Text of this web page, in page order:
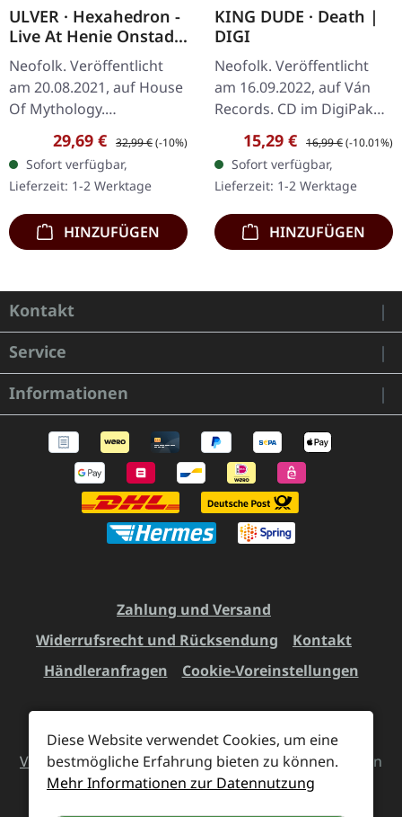
ULVER · Hexahedron -
Live At Henie Onstad
Kunstsenter | CLEAR
DLP
Neofolk. Veröffentlicht
am 20.08.2021, auf House
Of Mythology.
Transparentes Doppel-
Vinyl im Gatefold-Cover.
"Hexahedron" fängt die
bezaubernde…
Verkaufspreis:
29,69 € Regulärer Preis:
32,99 €(-10%)
Sofort verfügbar,
Lieferzeit: 1-2 Werktage
HINZUFÜGEN
KING DUDE · Death |
DIGI
Neofolk. Veröffentlicht
am 16.09.2022, auf Ván
Records. CD im DigiPak
mit Cut-out und Insert.
Deaths Theme O’
Darkness Her Design
Silver Cord…
Verkaufspreis:
15,29 € Regulärer Preis:
16,99 €(-10.01%)
Sofort verfügbar,
Lieferzeit: 1-2 Werktage
HINZUFÜGEN
Kontakt
Service
Informationen
Zahlung und Versand
Widerrufsrecht und Rücksendung
Kontakt
Händleranfragen
Cookie-Voreinstellungen
Alle Preise inkl. gesetzl. Mehrwertsteuer zzgl.
Versandkostenund ggf. Nachnahmegebühren, wenn
nicht anders angegeben.
Diese Website verwendet Cookies, um eine
bestmögliche Erfahrung bieten zu können.
Mehr Informationen zur Datennutzung